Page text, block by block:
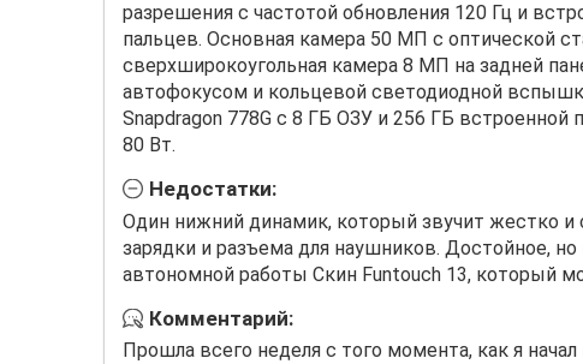
разрешения с частотой обновления 120 Гц и
пальцев. Основная камера 50 МП с оптической
сверхширокоугольная камера 8 МП на задней
автофокусом и кольцевой светодиодной
Snapdragon 778G с 8 ГБ ОЗУ и 256 ГБ встроенной
80 Вт.
Недостатки:
Один нижний динамик, который звучит жестко и
зарядки и разъема для наушников. Достойное,
автономной работы Скин Funtouch 13, который
Комментарий:
Прошла всего неделя с того момента, как я начал